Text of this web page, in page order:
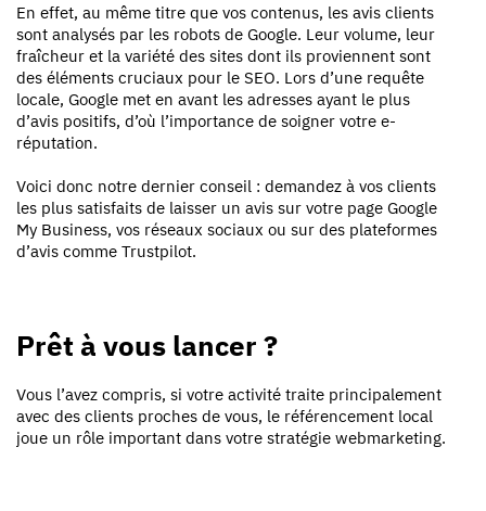
En effet, au même titre que vos contenus, les avis clients
sont analysés par les robots de Google. Leur volume, leur
fraîcheur et la variété des sites dont ils proviennent sont
des éléments cruciaux pour le SEO. Lors d’une requête
locale, Google met en avant les adresses ayant le plus
d’avis positifs, d’où l’importance de soigner votre e-
réputation.
Voici donc notre dernier conseil : demandez à vos clients
les plus satisfaits de laisser un avis sur votre page Google
My Business, vos réseaux sociaux ou sur des plateformes
d’avis comme Trustpilot.
Prêt à vous lancer ?
Vous l’avez compris, si votre activité traite principalement
avec des clients proches de vous, le référencement local
joue un rôle important dans votre stratégie webmarketing.